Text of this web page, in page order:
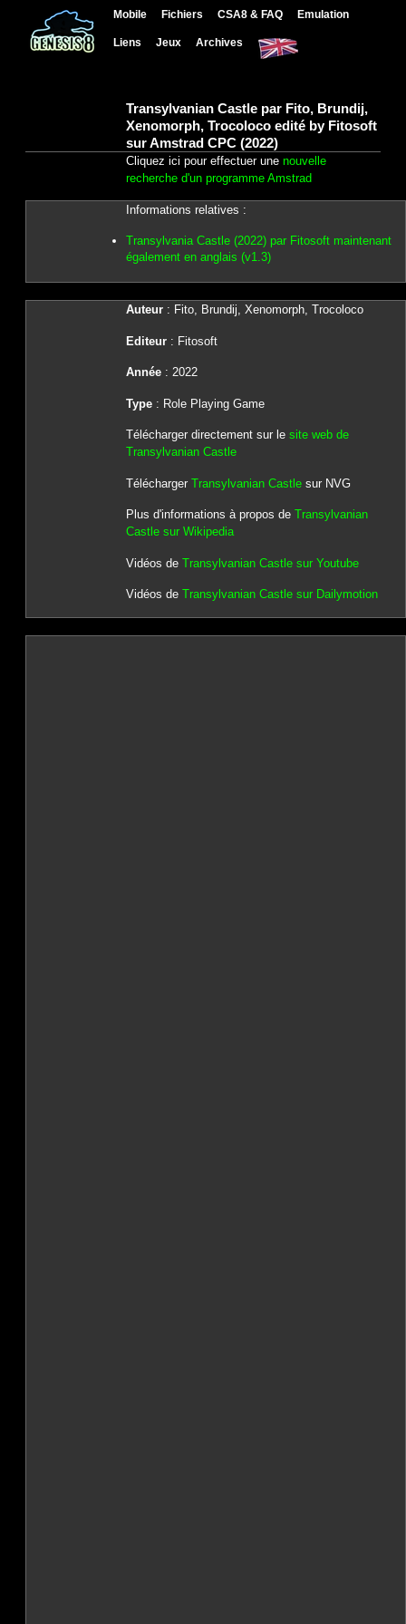
Mobile Fichiers CSA8 & FAQ Emulation
Liens Jeux Archives
Transylvanian Castle par Fito, Brundij,
Xenomorph, Trocoloco edité by Fitosoft
sur Amstrad CPC (2022)
Cliquez ici pour effectuer une nouvelle
recherche d'un programme Amstrad
Informations relatives :
Transylvania Castle (2022) par Fitosoft maintenant
également en anglais (v1.3)
Auteur: Fito, Brundij, Xenomorph, Trocoloco
Editeur: Fitosoft
Année: 2022
Type: Role Playing Game
Télécharger directement sur le site web de
Transylvanian Castle
Télécharger Transylvanian Castlesur NVG
Plus d'informations à propos de Transylvanian
Castle sur Wikipedia
Vidéos de Transylvanian Castle sur Youtube
Vidéos de Transylvanian Castle sur Dailymotion